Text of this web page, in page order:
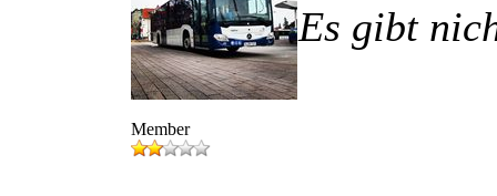
Member
Es gibt